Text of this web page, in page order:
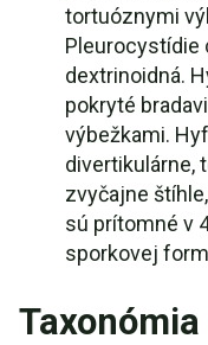
tortuóznymi
Pleurocystídie
dextrinoidná.
pokryté
výbežkami.
divertikulárne,
zvyčajne
sú prítomné v
sporkovej